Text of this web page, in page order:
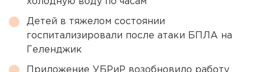
Детей в тяжелом состоянии
госпитализировали после атаки БПЛА на
Геленджик
Приложение УБРиР возобновило работу